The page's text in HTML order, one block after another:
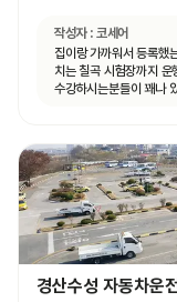
작성자 : 코세어
집이랑 가까워서 등록했
치는 칠곡 시험장까지
수강하시는분들이 꽤나
경산수성 자동차운